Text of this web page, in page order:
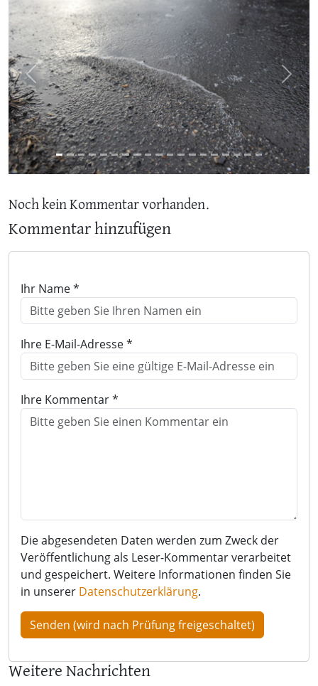
Previous Next
Noch kein Kommentar vorhanden.
Kommentar hinzufügen
Ihr Name *
Ihre E-Mail-Adresse *
Ihre Kommentar *
Die abgesendeten Daten werden zum Zweck der
Veröffentlichung als Leser-Kommentar verarbeitet
und gespeichert. Weitere Informationen finden Sie
in unserer Datenschutzerklärung.
Weitere Nachrichten